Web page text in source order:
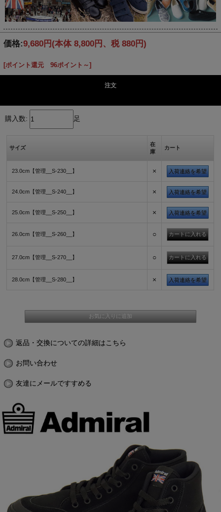
価格:9,680円 (本体 8,800円、税 880円)
[ポイント還元 96ポイント～]
注文
購入数: 足
サイズ
在
庫
カート
23.0cm【管理__S-230__】 × 入荷連絡を希望
24.0cm【管理__S-240__】 × 入荷連絡を希望
25.0cm【管理__S-250__】 × 入荷連絡を希望
26.0cm【管理__S-260__】 ○
27.0cm【管理__S-270__】 ○
28.0cm【管理__S-280__】 × 入荷連絡を希望
返品・交換についての詳細はこちら
お問い合わせ
友達にメールですすめる